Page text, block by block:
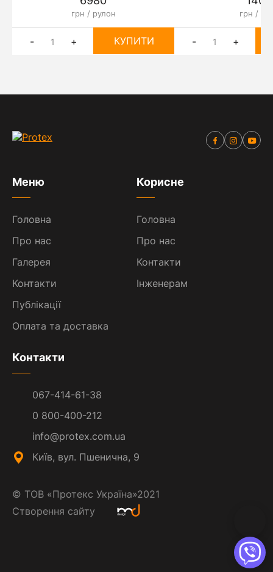
грн / рулон
- + КУПИТИ
грн / шт
- +
Меню
Головна
Про нас
Галерея
Контакти
Публікації
Оплата та доставка
Корисне
Головна
Про нас
Контакти
Інженерам
Контакти
067-414-61-38
0 800-400-212
info@protex.com.ua
Київ, вул. Пшенична, 9
© ТОВ «Протекс Україна»2021
Створення сайту